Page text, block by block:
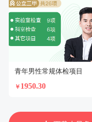
青年男性常规体检项目
￥ 1950.30